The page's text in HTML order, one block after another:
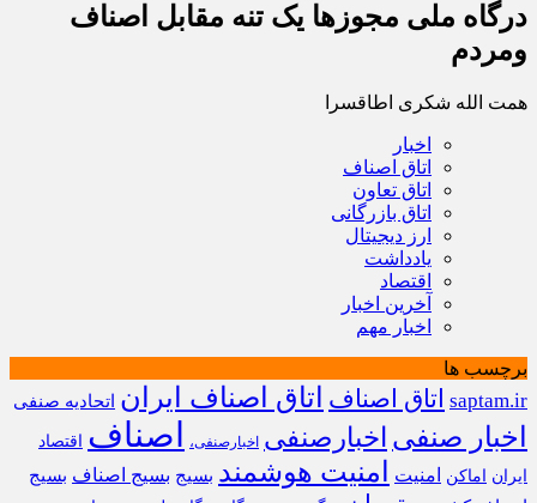
درگاه ملی مجوزها یک تنه مقابل اصناف
ومردم
همت الله شکری اطاقسرا
اخبار
اتاق اصناف
اتاق تعاون
اتاق بازرگانی
ارز دیجیتال
یادداشت
اقتصاد
آخرین اخبار
اخبار مهم
برچسب ها
saptam.ir اتاق اصناف اتاق اصناف ایران اتحادیه صنفی
اخبار صنفی اخبارصنفی اخبارصنفی، اصناف
اقتصاد
ایران
اماکن امنیت امنیت هوشمند بسیج بسیج اصناف بسیج